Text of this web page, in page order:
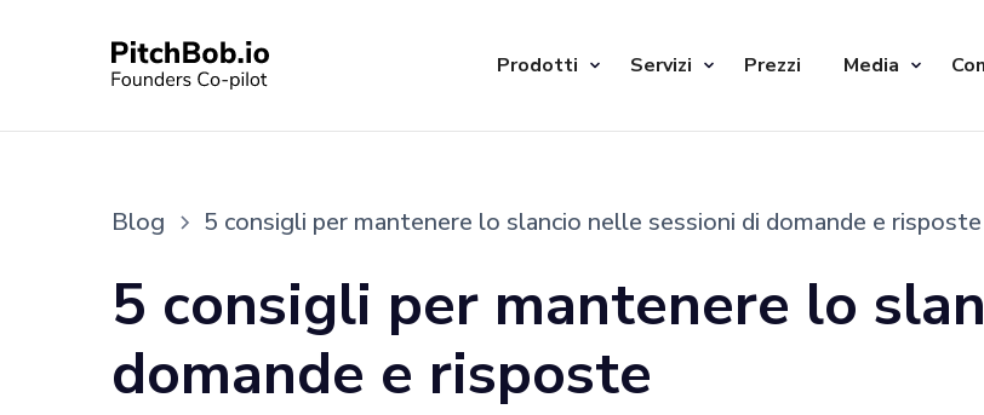
Prodotti Servizi Prezzi Media
Blog 5 consigli per mantenere lo slancio nelle sessioni di domande e risposte
5 consigli per mantenere lo
domande e risposte